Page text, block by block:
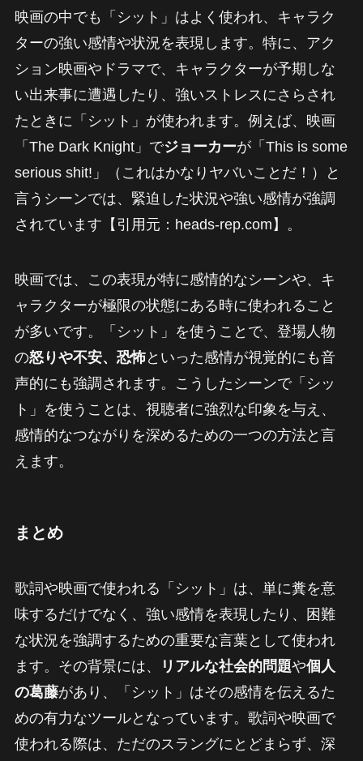
映画の中でも「シット」はよく使われ、キャラク
ターの強い感情や状況を表現します。特に、アク
ション映画やドラマで、キャラクターが予期しな
い出来事に遭遇したり、強いストレスにさらされ
たときに「シット」が使われます。例えば、映画
「The Dark Knight」でジョーカーが「This is some
serious shit!」（これはかなりヤバいことだ！）と
言うシーンでは、緊迫した状況や強い感情が強調
されています【引用元：heads-rep.com】。
映画では、この表現が特に感情的なシーンや、キ
ャラクターが極限の状態にある時に使われること
が多いです。「シット」を使うことで、登場人物
の怒りや不安、恐怖といった感情が視覚的にも音
声的にも強調されます。こうしたシーンで「シッ
ト」を使うことは、視聴者に強烈な印象を与え、
感情的なつながりを深めるための一つの方法と言
えます。
まとめ
歌詞や映画で使われる「シット」は、単に糞を意
味するだけでなく、強い感情を表現したり、困難
な状況を強調するための重要な言葉として使われ
ます。その背景には、
リアルな社会的問題や個人
の葛藤があり、「シット」はその感情を伝えるた
めの有力なツールとなっています。歌詞や映画で
使われる際は、ただのスラングにとどまらず、深